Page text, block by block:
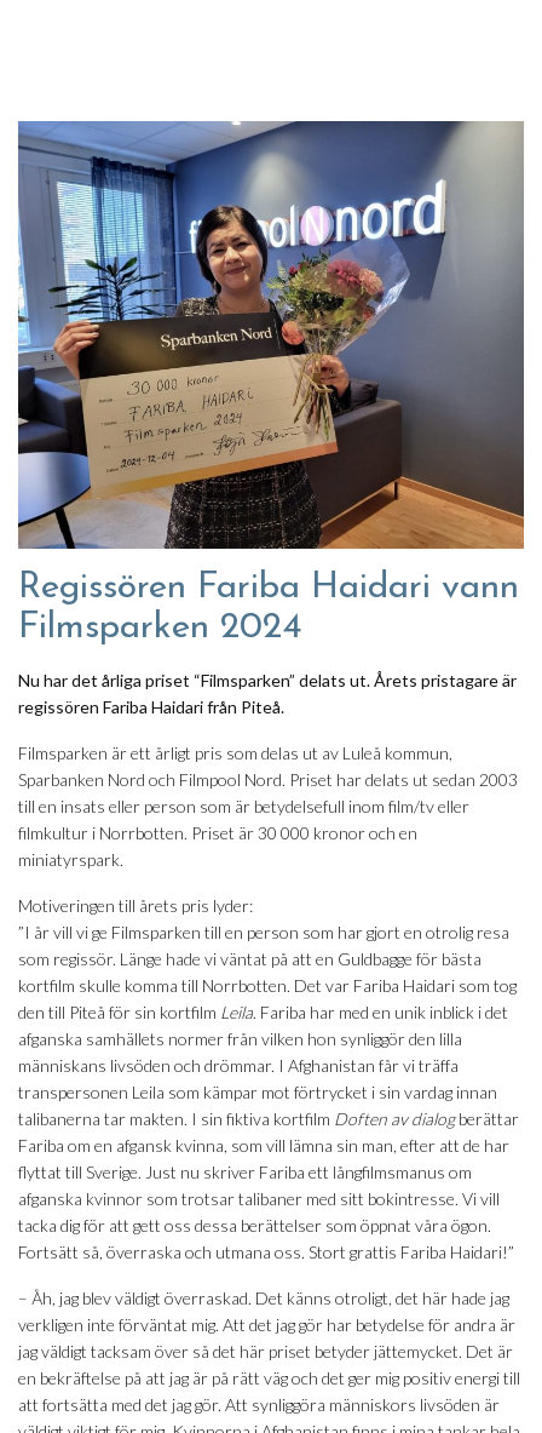
Regissören Fariba Haidari vann
Filmsparken 2024
Nu har det årliga priset “Filmsparken” delats ut. Årets pristagare är
regissören Fariba Haidari från Piteå.
Filmsparken är ett årligt pris som delas ut av Luleå kommun,
Sparbanken Nord och Filmpool Nord. Priset har delats ut sedan 2003
till en insats eller person som är betydelsefull inom film/tv eller
filmkultur i Norrbotten. Priset är 30 000 kronor och en
miniatyrspark.
Motiveringen till årets pris lyder:
”I år vill vi ge Filmsparken till en person som har gjort en otrolig resa
som regissör. Länge hade vi väntat på att en Guldbagge för bästa
kortfilm skulle komma till Norrbotten. Det var Fariba Haidari som tog
den till Piteå för sin kortfilm Leila. Fariba har med en unik inblick i det
afganska samhällets normer från vilken hon synliggör den lilla
människans livsöden och drömmar. I Afghanistan får vi träffa
transpersonen Leila som kämpar mot förtrycket i sin vardag innan
talibanerna tar makten. I sin fiktiva kortfilm Doften av dialogberättar
Fariba om en afgansk kvinna, som vill lämna sin man, efter att de har
flyttat till Sverige. Just nu skriver Fariba ett långfilmsmanus om
afganska kvinnor som trotsar talibaner med sitt bokintresse. Vi vill
tacka dig för att gett oss dessa berättelser som öppnat våra ögon.
Fortsätt så, överraska och utmana oss. Stort grattis Fariba Haidari!”
– Åh, jag blev väldigt överraskad. Det känns otroligt, det här hade jag
verkligen inte förväntat mig. Att det jag gör har betydelse för andra är
jag väldigt tacksam över så det här priset betyder jättemycket. Det är
en bekräftelse på att jag är på rätt väg och det ger mig positiv energi till
att fortsätta med det jag gör. Att synliggöra människors livsöden är